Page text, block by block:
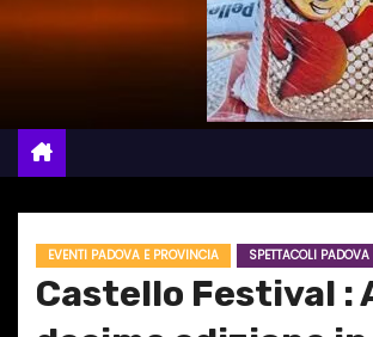
EVENTI PADOVA E PROVINCIA SPETTACOLI PADOVA
Castello Festival :